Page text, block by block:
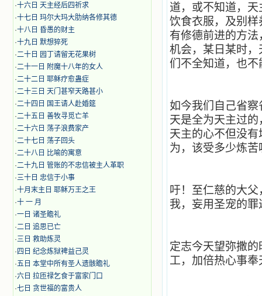
·十六日 天主经后四祈求
·十七日 玛尔大玛大肋纳各修其德
·十八日 昏愚的财主
·十九日 默想猝死
·二十日 园丁请留无花果树
·二十一日 附魔十八年的女人
·二十二日 耶稣疗愈蛊症
·二十三日 天门甚窄天路甚小
·二十四日 国王请人赴婚筵
·二十五日 善牧寻觅亡羊
·二十六日 荡子浪费家产
·二十七日 荡子回头
·二十八日 比喻的寓意
·二十九日 管账的不忠信被主人革职
·三十日 忠信于小事
·十月末主日 耶稣万王之王
·十 一 月
·一日 诸圣瞻礼
·二日 追思已亡
·三日 救助炼灵
· 四日 纪念炼狱裨益己灵
·五日 本堂中所有圣人遗骸瞻礼
·六日 拉匝禄乞食于富家门口
·七日 贪世福的富贵人
道，或不知道，
饮食衣服，及别
有修德前进的方
机会，某日某时
们不全知道，也
如今我们自己省
天是全为天主过
天主的心不但没
为，该受多少炼苦
吁！至仁慈的大
我，妄用圣宠的罪
定志今天望弥撒
工，加倍热心事